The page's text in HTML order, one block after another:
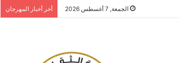
الجمعة, 7 أغسطس 2026 أخر أخبار المهرجان